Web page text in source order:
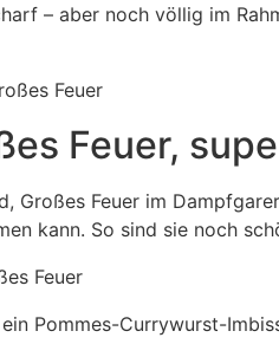
– aber noch völlig im
Feuer,
Großes Feuer im
kann. So sind sie noch
Pommes-Currywurst-